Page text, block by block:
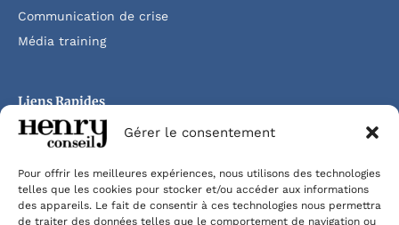
Gérer le consentement
Pour offrir les meilleures expériences, nous utilisons des technologies
telles que les cookies pour stocker et/ou accéder aux informations
des appareils. Le fait de consentir à ces technologies nous permettra
de traiter des données telles que le comportement de navigation ou
Communication de crise
Média training
Liens Rapides
Accueil
Clients
Productions